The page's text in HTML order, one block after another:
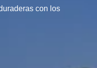
con los